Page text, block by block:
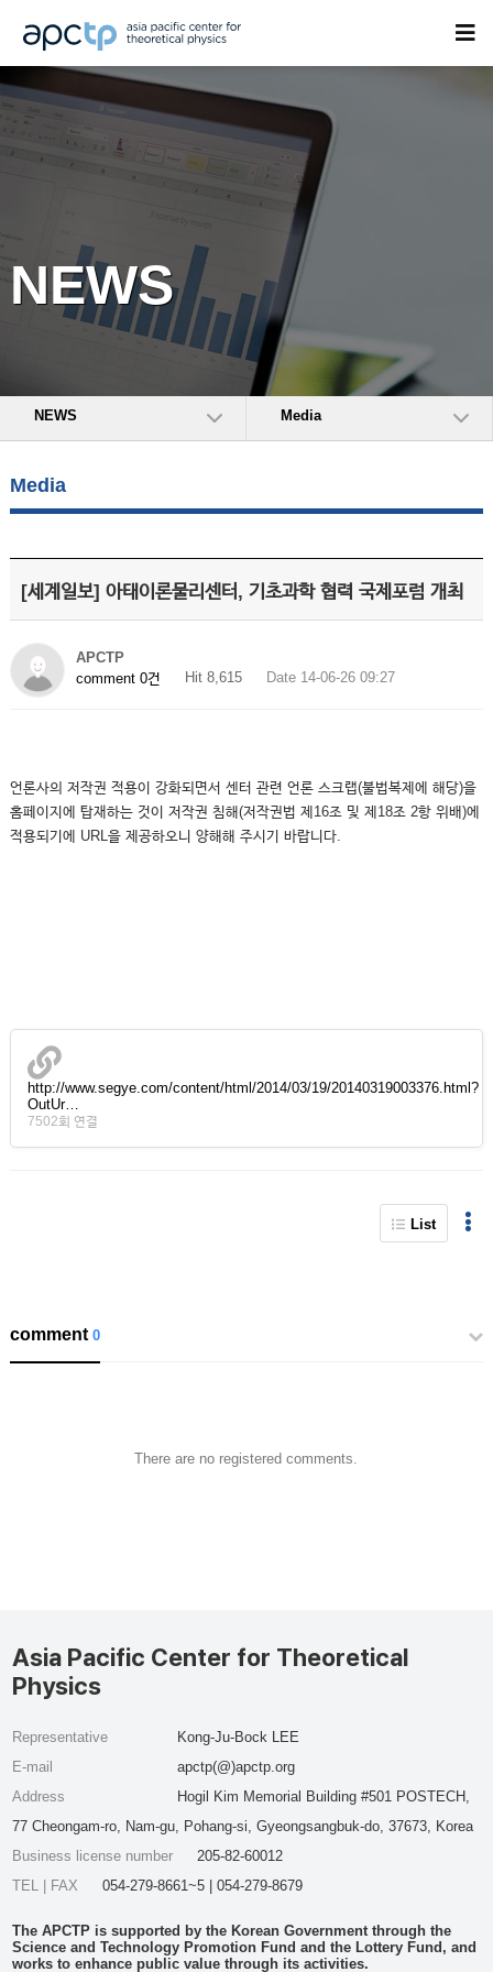
NEWS
NEWS Media
Media
[세계일보] 아태이론물리센터, 기초과학 협력 국제포럼 개최
APCTP
comment 0건
Hit 8,615 Date 14-06-26 09:27
언론사의 저작권 적용이 강화되면서 센터 관련 언론 스크랩(불법복제에 해당)을
홈페이지에 탑재하는 것이 저작권 침해(저작권법 제16조 및 제18조 2항 위배)에
적용되기에 URL을 제공하오니 양해해 주시기 바랍니다.
http://www.segye.com/content/html/2014/03/19/20140319003376.html?
OutUr…
7502회 연결
List
comment0
There are no registered comments.
Asia Pacific Center for Theoretical
Physics
Representative
Kong-Ju-Bock LEE
E-mail
apctp(@)apctp.org
Address
Hogil Kim Memorial Building #501 POSTECH,
77 Cheongam-ro, Nam-gu, Pohang-si, Gyeongsangbuk-do, 37673, Korea
Business license number
205-82-60012
TEL | FAX
054-279-8661~5 | 054-279-8679
The APCTP is supported by the Korean Government through the
Science and Technology Promotion Fund and the Lottery Fund, and
works to enhance public value through its activities.